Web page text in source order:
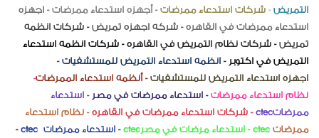
التمريض- شركات استدعاء ممرضات- أجهزه استدعاء ممرضات- اجهزه
استدعاء ممرضات في القاهره- شركه اجهزه تمريض- شركات انظمه
تمريض- شركات نظام التمريض في القاهره- شركات انظمه استدعاء
التمريض في اكتوبر- انظمه استدعاء التمريض للمستشفيات-
اجهزه استدعاء التمريض للمستشفيات- أنظمه استدعاء الممرضات-
نظام استدعاء ممرضات- استدعاء ممرضات في مصر- استدعاء
ممرضاتctec- شركات استدعاء ممرضات في القاهره- نظام استدعاء
ممرضات ctec- استدعاء مرضات في مصرctec- استدعاء ممرضات ctec
-